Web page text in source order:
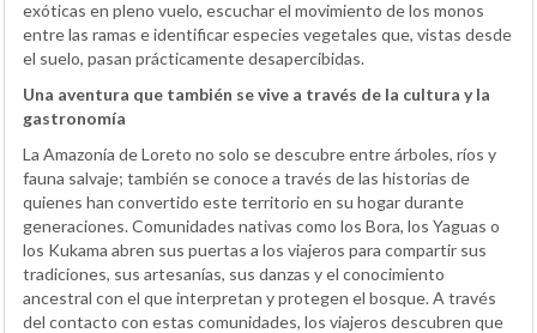
exóticas en pleno vuelo, escuchar el movimiento de los monos
entre las ramas e identificar especies vegetales que, vistas desde
el suelo, pasan prácticamente desapercibidas.
Una aventura que también se vive a través de la cultura y la
gastronomía
La Amazonía de Loreto no solo se descubre entre árboles, ríos y
fauna salvaje; también se conoce a través de las historias de
quienes han convertido este territorio en su hogar durante
generaciones. Comunidades nativas como los Bora, los Yaguas o
los Kukama abren sus puertas a los viajeros para compartir sus
tradiciones, sus artesanías, sus danzas y el conocimiento
ancestral con el que interpretan y protegen el bosque. A través
del contacto con estas comunidades, los viajeros descubren que